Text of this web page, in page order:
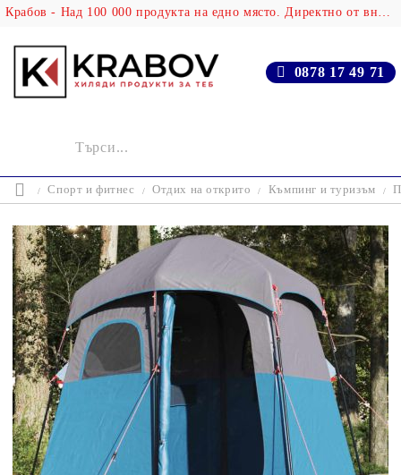
Крабов - Над 100 000 продукта на едно място. Директно от вносителя!
0878 17 49 71
Спорт и фитнес Отдих на открито Къмпинг и туризъм